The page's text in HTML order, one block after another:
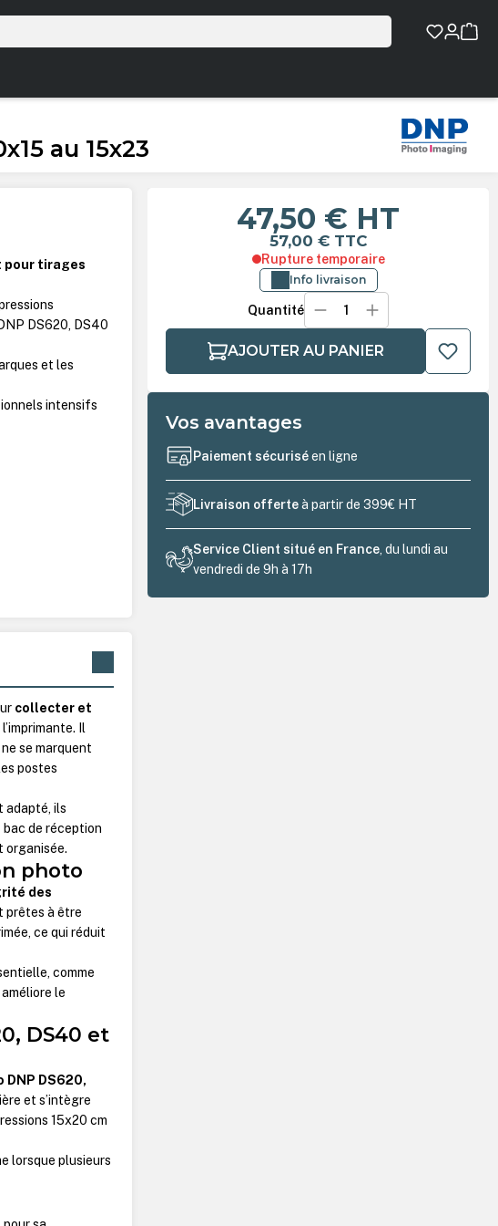
au 15x23
pour tirages
DS620, DS40
et les
intensifs
47,50 € HT
57,00 € TTC
Rupture temporaire
Info livraison
Quantité
AJOUTER AU PANIER
Vos avantages
Paiement sécuriséen ligne
Livraison offerteà partir de 399€ HT
Service Client situé en France , du lundi au
vendredi de 9h à 17h
collecter et
Il
se marquent
postes
adapté, ils
bac de réception
organisée.
photo
des
prêtes à être
ce qui réduit
comme
le
DS40 et
DS620,
et s’intègre
15x20 cm
lorsque plusieurs